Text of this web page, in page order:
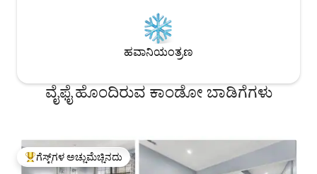
ಹವಾನಿಯಂತ್ರಣ
ವೈಫೈ ಹೊಂದಿರುವ ಕಾಂಡೋ ಬಾಡಿಗೆಗಳು
ಗೆಸ್ಟ್‌ಗಳಿಗೆ ಅತಿ ಹೆಚ್ಚು ಅಚ್ಚುಮೆಚ್ಚಿನದು
ಗೆಸ್ಟ್‌ಗಳ ಅಚ್ಚುಮೆಚ್ಚಿನದು